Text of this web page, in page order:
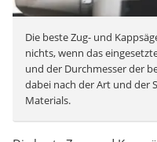
Die beste Zug- und
nichts, wenn das
und der Durchmesser der
dabei nach der Art und der
Materials.